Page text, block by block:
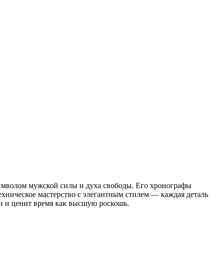
мужской силы и духа свободы. Его хронографы
мастерство с элегантным стилем — каждая деталь
и ценит время как высшую роскошь.